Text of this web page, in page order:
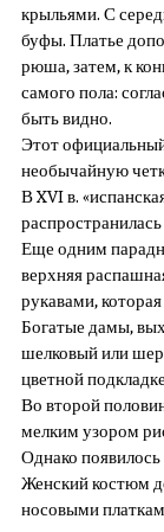
крыльями. С
буфы. Платье
рюша, затем, к
самого пола:
быть видно.
Этот
необычайную
В XVI в.
Еще одним
верхняя
рукавами,
Богатые дамы,
шелковый или
цветной
Во второй
мелким узором
Однако
Женский костюм
носовыми